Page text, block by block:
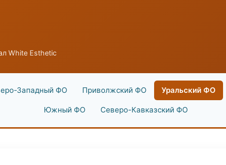
White Esthetic
Западный ФО Приволжский ФО Уральский ФО
Южный ФО Северо-Кавказский ФО